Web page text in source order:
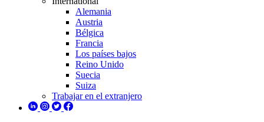
Alemania
Austria
Bélgica
Francia
Los países bajos
Reino Unido
Suecia
Suiza
Trabajar en el extranjero